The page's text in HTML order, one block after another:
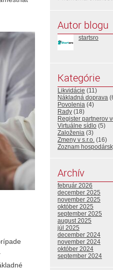
Autor blogu
startsro
Kategórie
Likvidácie (11)
Nákladná doprava
Povolenia (4)
Rady (18)
Register partnerov
Virtuálne sídlo (5)
Založenia (3)
Zmeny v s.r.o. (16)
Zoznam
Archív
február 2026
december 2025
november 2025
október 2025
september 2025
august 2025
júl 2025
december 2024
november 2024
október 2024
september 2024